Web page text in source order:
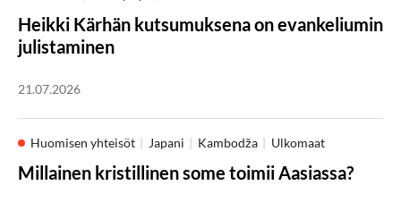
Heikki Kärhän kutsumuksena on evankeliumin
julistaminen
21.07.2026
Huomisen yhteisöt Japani Kambodža Ulkomaat
Millainen kristillinen some toimii Aasiassa?